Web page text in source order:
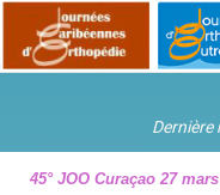
45° JOO Curaçao 27